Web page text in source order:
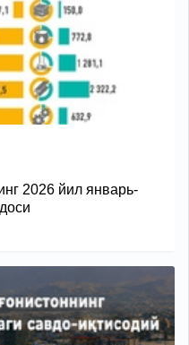
2026 йил январь-